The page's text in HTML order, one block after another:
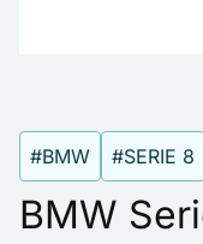
#BMW #SERIE 8
BMW